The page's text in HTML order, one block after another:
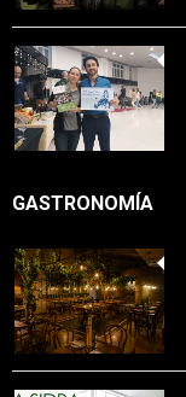
GASTRONOMÍA